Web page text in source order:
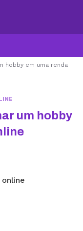
hobby em uma renda
um hobby